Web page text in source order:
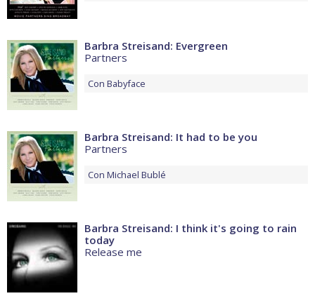
Barbra Streisand: Evergreen
Partners
Con Babyface
Barbra Streisand: It had to be you
Partners
Con Michael Bublé
Barbra Streisand: I think it's going to rain
today
Release me